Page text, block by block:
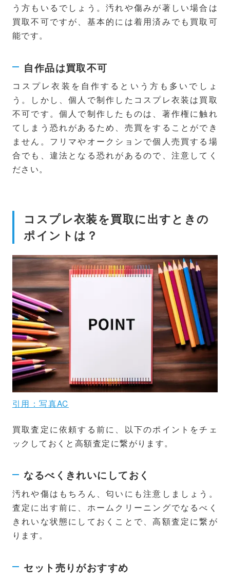
う方もいるでしょう。汚れや傷みが著しい場合は
買取不可ですが、基本的には着用済みでも買取可
能です。
自作品は買取不可
コスプレ衣装を自作するという方も多いでしょ
う。しかし、個人で制作したコスプレ衣装は買取
不可です。個人で制作したものは、著作権に触れ
てしまう恐れがあるため、売買をすることができ
ません。フリマやオークションで個人売買する場
合でも、違法となる恐れがあるので、注意してく
ださい。
コスプレ衣装を買取に出すときの
ポイントは？
引用：写真AC
買取査定に依頼する前に、以下のポイントをチェ
ックしておくと高額査定に繋がります。
なるべくきれいにしておく
汚れや傷はもちろん、匂いにも注意しましょう。
査定に出す前に、ホームクリーニングでなるべく
きれいな状態にしておくことで、高額査定に繋が
ります。
セット売りがおすすめ